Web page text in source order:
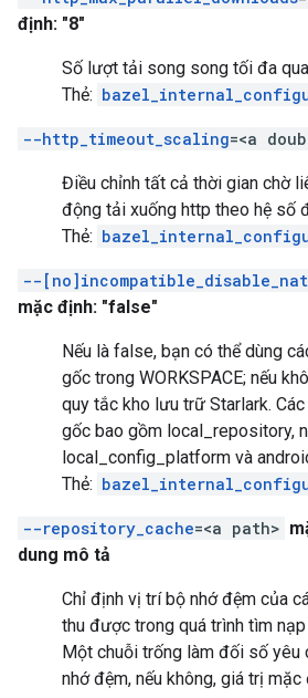
định: "8"
Số lượt tải song song tối đa
Thẻ:
--http_timeout_scaling=<a
Điều chỉnh tất cả thời gian chờ
động tải xuống http theo hệ số
Thẻ:
--
mặc định: "false"
Nếu là false, bạn có thể dùng
gốc trong WORKSPACE; nếu
quy tắc kho lưu trữ Starlark.
gốc bao gồm local_repository,
local_config_platform và
Thẻ:
--repository_cache=<a path>
dung mô tả
Chỉ định vị trí bộ nhớ đệm của
thu được trong quá trình tìm
Một chuỗi trống làm đối số yêu
nhớ đệm, nếu không, giá trị mặc